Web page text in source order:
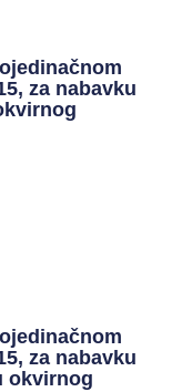
za nabavku
za nabavku
okvirnog